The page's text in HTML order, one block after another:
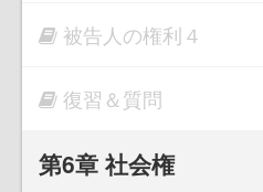
被告人の権利４
復習＆質問
第6章 社会権